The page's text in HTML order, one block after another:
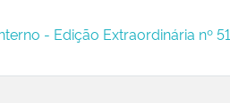
- Edição Extraordinária nº 51